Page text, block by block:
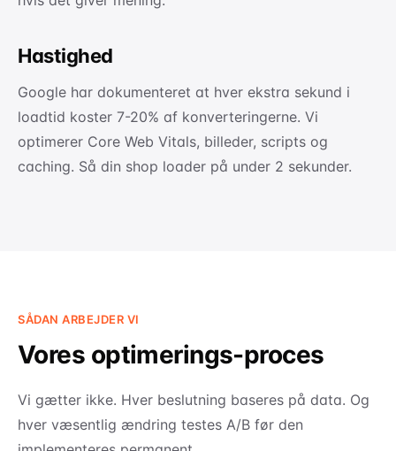
Hastighed
Google har dokumenteret at hver ekstra sekund i
loadtid koster 7-20% af konverteringerne. Vi
optimerer Core Web Vitals, billeder, scripts og
caching. Så din shop loader på under 2 sekunder.
SÅDAN ARBEJDER VI
Vores optimerings-proces
Vi gætter ikke. Hver beslutning baseres på data. Og
hver væsentlig ændring testes A/B før den